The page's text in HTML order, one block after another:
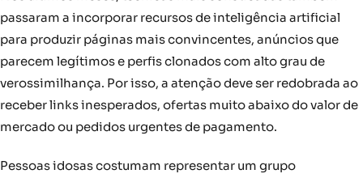
passaram a incorporar recursos de inteligência artificial
para produzir páginas mais convincentes, anúncios que
parecem legítimos e perfis clonados com alto grau de
verossimilhança. Por isso, a atenção deve ser redobrada ao
receber links inesperados, ofertas muito abaixo do valor de
mercado ou pedidos urgentes de pagamento.
Pessoas idosas costumam representar um grupo